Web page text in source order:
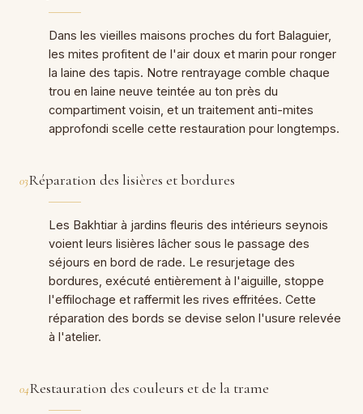
Dans les vieilles maisons proches du fort Balaguier,
les mites profitent de l'air doux et marin pour ronger
la laine des tapis. Notre rentrayage comble chaque
trou en laine neuve teintée au ton près du
compartiment voisin, et un traitement anti-mites
approfondi scelle cette restauration pour longtemps.
03Réparation des lisières et bordures
Les Bakhtiar à jardins fleuris des intérieurs seynois
voient leurs lisières lâcher sous le passage des
séjours en bord de rade. Le resurjetage des
bordures, exécuté entièrement à l'aiguille, stoppe
l'effilochage et raffermit les rives effritées. Cette
réparation des bords se devise selon l'usure relevée
à l'atelier.
04Restauration des couleurs et de la trame